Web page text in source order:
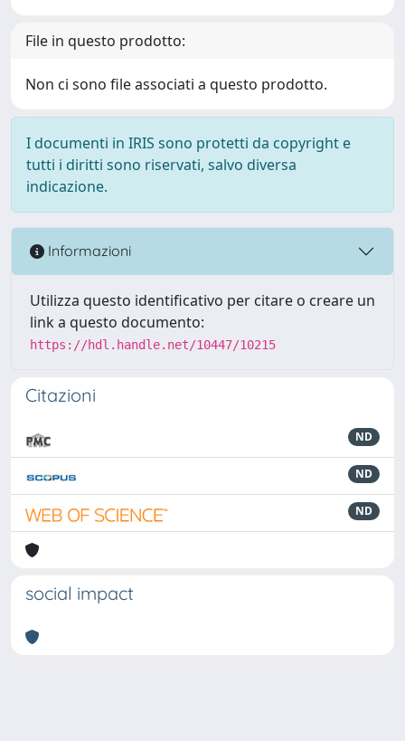
File in questo prodotto:
Non ci sono file associati a questo prodotto.
I documenti in IRIS sono protetti da copyright e
tutti i diritti sono riservati, salvo diversa
indicazione.
Informazioni
Utilizza questo identificativo per citare o creare un
link a questo documento:
https://hdl.handle.net/10447/10215
Citazioni
ND
ND
ND
social impact